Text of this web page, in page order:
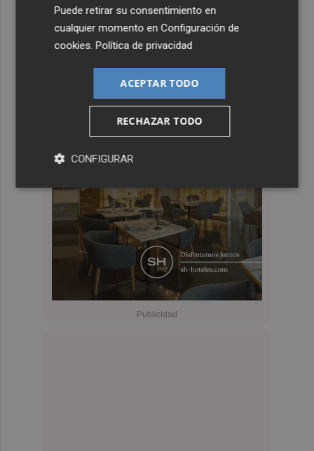
Puede retirar su consentimiento en
cualquier momento enConfiguración de
cookies.Política de privacidad
ACEPTAR TODO
RECHAZAR TODO
CONFIGURAR